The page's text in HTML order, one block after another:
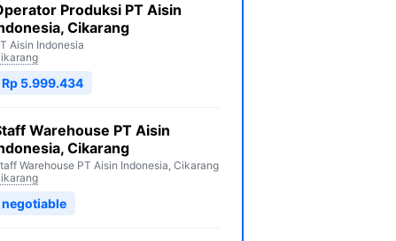
Produksi PT Aisin
Cikarang
Aisin Indonesia
Rp 5.999.434
Warehouse PT Aisin
Cikarang
Warehouse PT Aisin Indonesia, Cikarang
negotiable